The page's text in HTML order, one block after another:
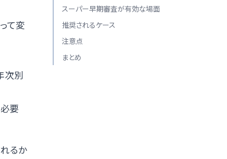
て変
次別
要
るか
スーパー早期審査が有効な場面
推奨されるケース
注意点
まとめ